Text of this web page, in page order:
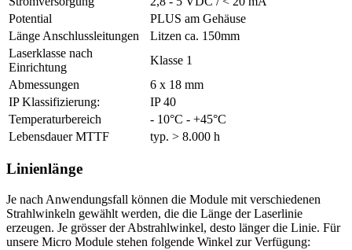
Potential
PLUS am Gehäuse
Länge Anschlussleitungen
Litzen ca. 150mm
Laserklasse nach
Einrichtung
Klasse 1
Abmessungen
6 x 18 mm
IP Klassifizierung:
IP 40
Temperaturbereich
- 10°C - +45°C
Lebensdauer MTTF
typ. > 8.000 h
Linienlänge
Je nach Anwendungsfall können die Module mit verschiedenen
Strahlwinkeln gewählt werden, die die Länge der Laserlinie
erzeugen. Je grösser der Abstrahlwinkel, desto länger die Linie. Für
unsere Micro Module stehen folgende Winkel zur Verfügung: